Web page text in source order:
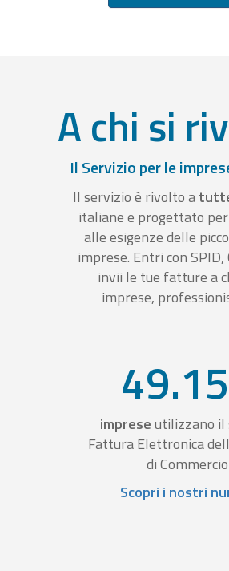
A chi si
Il Servizio per le
Il servizio è rivolto a
italiane e progettato
alle esigenze delle
imprese. Entri con SPID,
invii le tue fatture a
imprese,
impreseutilizzano il
Fattura Elettronica
di Commercio
Scopri i nostri